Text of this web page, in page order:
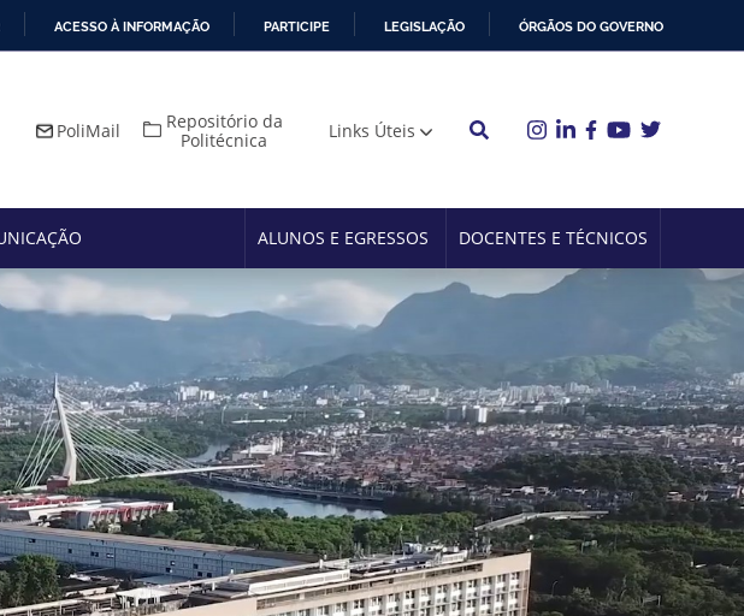
ACESSO À INFORMAÇÃO PARTICIPE LEGISLAÇÃO ÓRGÃOS DO GOVERNO
PoliMail
Repositório da
Politécnica
Links Úteis
ALUNOS E EGRESSOS DOCENTES E TÉCNICOS